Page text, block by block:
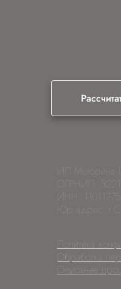
ИП Моторина
ОГРНИП:
ИНН:
Юр адрес: г
Политика
Обработка
Описание